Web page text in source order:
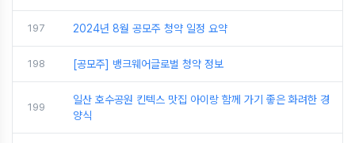
197 2024년 8월 공모주 청약 일정 요약
198 [공모주] 뱅크웨어글로벌 청약 정보
199
일산 호수공원 킨텍스 맛집 아이랑 함께 가기 좋은 화려한 경
양식